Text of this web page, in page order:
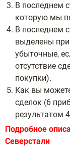
В последнем
которую мы
В последнем
выделены
убыточные,
отсутствие
покупки).
Как вы
сделок (6
результатом
Подробное
Северстали